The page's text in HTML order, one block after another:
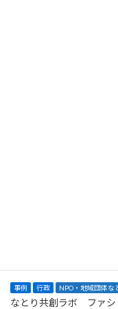
事例 行政 NPO・地域団体な
なとり共創ラボ ファシ